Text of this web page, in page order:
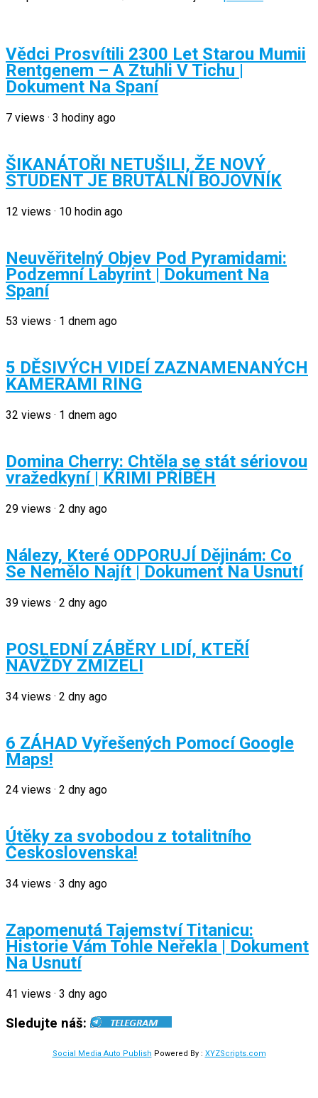
Vědci Prosvítili 2300 Let Starou Mumii
Rentgenem – A Ztuhli V Tichu |
Dokument Na Spaní
7 views · 3 hodiny ago
ŠIKANÁTOŘI NETUŠILI, ŽE NOVÝ
STUDENT JE BRUTÁLNÍ BOJOVNÍK
12 views · 10 hodin ago
Neuvěřitelný Objev Pod Pyramidami:
Podzemní Labyrint | Dokument Na
Spaní
53 views · 1 dnem ago
5 DĚSIVÝCH VIDEÍ ZAZNAMENANÝCH
KAMERAMI RING
32 views · 1 dnem ago
Domina Cherry: Chtěla se stát sériovou
vražedkyní | KRIMI PŘÍBĚH
29 views · 2 dny ago
Nálezy, Které ODPORUJÍ Dějinám: Co
Se Nemělo Najít | Dokument Na Usnutí
39 views · 2 dny ago
POSLEDNÍ ZÁBĚRY LIDÍ, KTEŘÍ
NAVŽDY ZMIZELI
34 views · 2 dny ago
6 ZÁHAD Vyřešených Pomocí Google
Maps!
24 views · 2 dny ago
Útěky za svobodou z totalitního
Československa!
34 views · 3 dny ago
Zapomenutá Tajemství Titanicu:
Historie Vám Tohle Neřekla | Dokument
Na Usnutí
41 views · 3 dny ago
Sledujte náš:
Social Media Auto Publish Powered By : XYZScripts.com